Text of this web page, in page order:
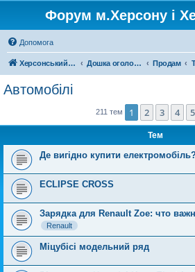
Форум м.Херсону і
Допомога
Херсонський форум Дошка оголошень Продам
Автомобілі
211 тем 1 2 3 4 5
Тем
Де вигідно купити
ECLIPSE CROSS
Зарядка для Renault Zoe: что
Renault
Міцубісі модельний ряд